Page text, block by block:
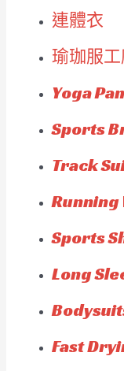
連體衣
瑜珈服
Yoga
Sports
Track
Running
Sports
Long
Fast